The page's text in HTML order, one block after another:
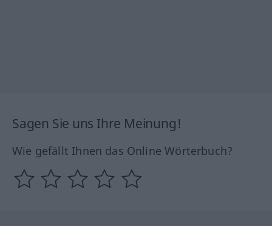
Sagen Sie uns Ihre Meinung!
Wie gefällt Ihnen das Online Wörterbuch?